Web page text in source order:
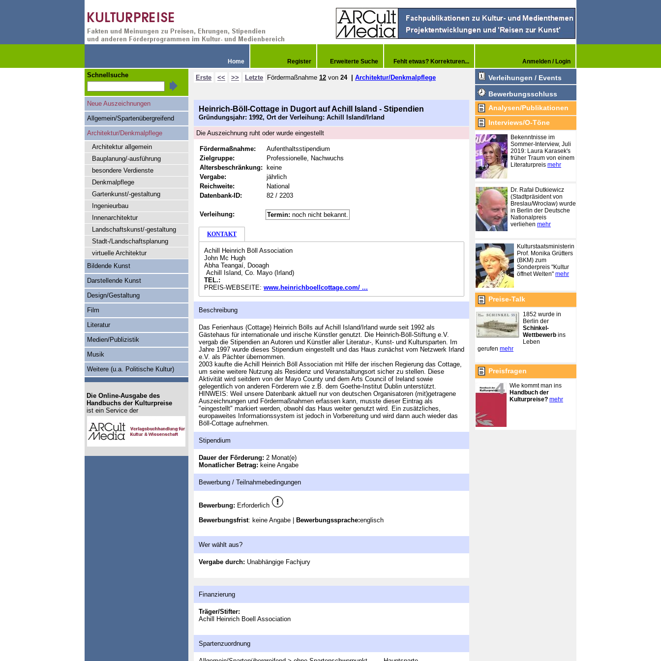
Home Register Erweiterte Suche Fehlt etwas? Korrekturen... Anmelden / Login
Erste << >> Letzte Fördermaßnahme 12 von 24 Architektur/Denkmalpflege
Heinrich-Böll-Cottage in Dugort auf Achill Island - Stipendien
Gründungsjahr: 1992, Ort der Verleihung: Achill Island/Irland
Die Auszeichnung ruht oder wurde eingestellt
Fördermaßnahme:
Aufenthaltsstipendium
Zielgruppe:
Professionelle, Nachwuchs
Altersbeschränkung:
keine
Vergabe:
jährlich
Reichweite:
National
Datenbank-ID:
82 / 2203
Verleihung: Termin: noch nicht bekannt.
KONTAKT
Achill Heinrich Böll Association
John Mc Hugh
Abha Teangaí, Dooagh
Achill Island, Co. Mayo (Irland)
TEL.:
PREIS-WEBSEITE: www.heinrichboellcottage.com/ ...
Beschreibung
Das Ferienhaus (Cottage) Heinrich Bölls auf Achill Island/Irland wurde seit 1992 als
Gästehaus für internationale und irische Künstler genutzt. Die Heinrich-Böll-Stiftung e.V.
vergab die Stipendien an Autoren und Künstler aller Literatur-, Kunst- und Kultursparten. Im
Jahre 1997 wurde dieses Stipendium eingestellt und das Haus zunächst vom Netzwerk Irland
e.V. als Pächter übernommen.
2003 kaufte die Achill Heinrich Böll Association mit Hilfe der irischen Regierung das Cottage,
um seine weitere Nutzung als Residenz und Veranstaltungsort sicher zu stellen. Diese
Aktivität wird seitdem von der Mayo County und dem Arts Council of Ireland sowie
gelegentlich von anderen Förderern wie z.B. dem Goethe-Institut Dublin unterstützt.
HINWEIS: Weil unsere Datenbank aktuell nur von deutschen Organisatoren (mit)getragene
Auszeichnungen und Fördermaßnahmen erfassen kann, musste dieser Eintrag als
"eingestellt" markiert werden, obwohl das Haus weiter genutzt wird. Ein zusätzliches,
europaweites Informationssystem ist jedoch in Vorbereitung und wird dann auch wieder das
Böll-Cottage aufnehmen.
Stipendium
Dauer der Förderung: 2 Monat(e)
Monatlicher Betrag: keine Angabe
Bewerbung / Teilnahmebedingungen
Bewerbung: Erforderlich
Bewerbungsfrist: keine Angabe | Bewerbungssprache:englisch
Wer wählt aus?
Vergabe durch: Unabhängige Fachjury
Finanzierung
Träger/Stifter:
Achill Heinrich Boell Association
Spartenzuordnung
Schnellsuche
Neue Auszeichnungen
Allgemein/Spartenübergreifend
Architektur/Denkmalpflege
Architektur allgemein
Bauplanung/-ausführung
besondere Verdienste
Denkmalpflege
Gartenkunst/-gestaltung
Ingenieurbau
Innenarchitektur
Landschaftskunst/-gestaltung
Stadt-/Landschaftsplanung
virtuelle Architektur
Bildende Kunst
Darstellende Kunst
Design/Gestaltung
Film
Literatur
Medien/Publizistik
Musik
Weitere (u.a. Politische Kultur)
Die Online-Ausgabe des
Handbuchs der Kulturpreise
ist ein Service der
Verleihungen / Events
Bewerbungsschluss
Analysen/Publikationen
Interviews/O-Töne
Bekenntnisse im
Sommer-Interview, Juli
2019: Laura Karasek's
früher Traum von einem
Literaturpreis mehr
Dr. Rafał Dutkiewicz
(Stadtpräsident von
Breslau/Wrocław) wurde
in Berlin der Deutsche
Nationalpreis
verliehen mehr
Kulturstaatsministerin
Prof. Monika Grütters
(BKM) zum
Sonderpreis "Kultur
öffnet Welten" mehr
Preise-Talk
1852 wurde in
Berlin der
Schinkel-
Wettbewerb ins
Leben
gerufen mehr
Preisfragen
Wie kommt man ins
Handbuch der
Kulturpreise? mehr